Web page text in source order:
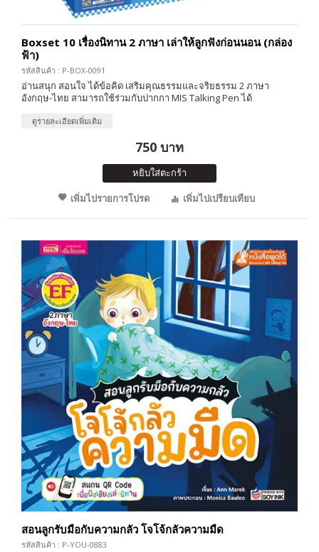
Boxset 10 เรื่องนิทาน 2 ภาษา เล่าให้ลูกฟังก่อนนอน (กล่อง
ฟ้า)
รหัสสินค้า : P-BOX-0091
อ่านสนุก สอนใจ ได้ข้อคิด เสริมคุณธรรมและจริยธรรม 2 ภาษา
อังกฤษ-ไทย สามารถใช้ร่วมกับปากกา MIS Talking Pen ได้
ดูรายละเอียดเพิ่มเติม
750 บาท
หยิบใส่ตะกร้า
เพิ่มไปรายการโปรด
เพิ่มไปเปรียบเทียบ
สอนลูกรับมือกับความกลัว โจโจ้กลัวความมืด
รหัสสินค้า : P-YOU-0883